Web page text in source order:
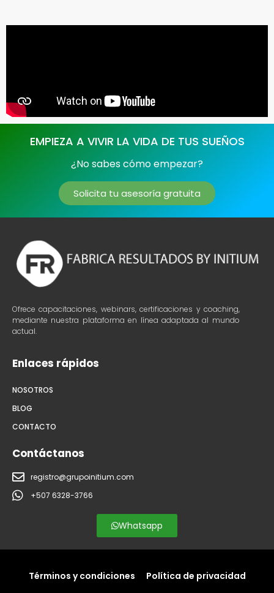
EMPIEZA A VIVIR LA VIDA DE TUS SUEÑOS
¿No sabes cómo empezar?
Solicita tu asesoría gratuita
Ofrece capacitaciones, webinars, certificaciones y coaching,
mediante nuestra plataforma en línea adaptada al mundo
actual.
Enlaces rápidos
NOSOTROS
BLOG
CONTACTO
Contáctanos
registro@grupoinitium.com
+507 6328-3766
Whatsapp
Términos y condiciones Política de privacidad